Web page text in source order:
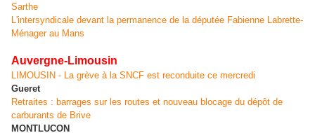
Sarthe
L'intersyndicale devant la permanence de la députée Fabienne Labrette-
Ménager au Mans
Auvergne-Limousin
LIMOUSIN - La grève à la SNCF est reconduite ce mercredi
Gueret
Retraites : barrages sur les routes et nouveau blocage du dépôt de
carburants de Brive
MONTLUCON